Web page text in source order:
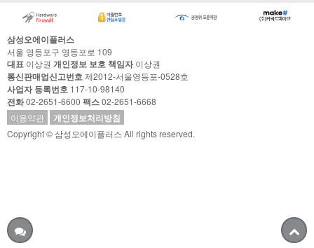
삼성오에이플러스
서울 영등포구 영등포로 109
대표 이상권 개인정보 보호 책임자이상권
통신판매업신고번호제2012-서울영등포-0528호
사업자 등록번호 117-10-98140
전화02-2651-6600 팩스02-2651-6668
이용약관
개인정보처리방침
Copyright © 삼성오에이플러스 All rights reserved.